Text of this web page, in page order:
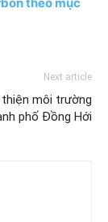
Next article
thiện môi trường
phố Đồng Hới